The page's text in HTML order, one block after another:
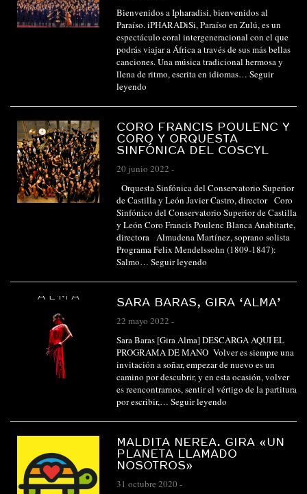
Bienvenidos a Ipharadisi, bienvenidos al
Paraíso. iPHARADiSi, Paraíso en Zulú, es un
espectáculo coral intergeneracional con el que
podrás viajar a África a través de sus más bellas
canciones. Una música tradicional hermosa y
llena de ritmo, escrita en idiomas… Seguir
leyendo
CORO FRANCIS POULENC Y
CORO Y ORQUESTA
SINFÓNICA DEL COSCYL
20 junio 2022 -
Orquesta Sinfónica del Conservatorio Superior
de Castilla y León Javier Castro, director Coro
Sinfónico del Conservatorio Superior de Castilla
y León Coro Francis Poulenc Blanca Anabitarte,
directora Almudena Martínez, soprano solista
Programa Felix Mendelssohn (1809-1847):
Salmo… Seguir leyendo
SARA BARAS, GIRA ‘ALMA’
22 mayo 2022 -
Sara Baras [Gira Alma] DESCARGA AQUÍ EL
PROGRAMA DE MANO Volver es siempre una
invitación a soñar, empezar de nuevo es un
camino por descubrir, y en esta ocasión, volver
es reencontrarnos, sentir el vértigo de la partitura
por escribir,… Seguir leyendo
MALDITA NEREA. GIRA «UN
PLANETA LLAMADO
NOSOTROS»
31 octubre 2020 -